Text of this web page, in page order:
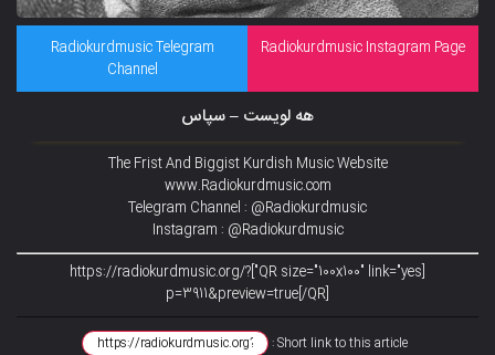
Radiokurdmusic Instagram Page
Radiokurdmusic Telegram
Channel
هه لویست – سپاس
The Frist And Biggist Kurdish Music Website
www.Radiokurdmusic.com
Telegram Channel : @Radiokurdmusic
Instagram : @Radiokurdmusic
[QR size="100x100" link="yes"]https://radiokurdmusic.org/?
p=3911&preview=true[/QR]
Short link to this article :